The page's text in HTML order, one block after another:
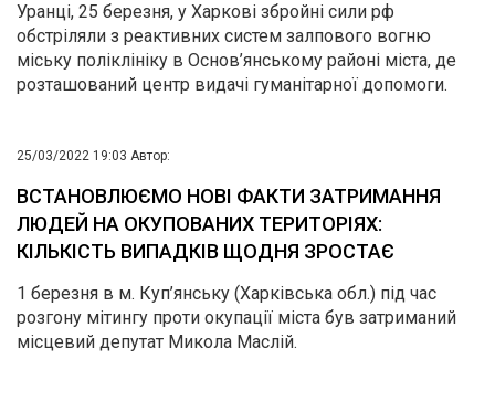
Уранці, 25 березня, у Харкові збройні сили рф
обстріляли з реактивних систем залпового вогню
міську поліклініку в Основ’янському районі міста, де
розташований центр видачі гуманітарної допомоги.
25/03/2022 19:03 Автор:
ВСТАНОВЛЮЄМО НОВІ ФАКТИ ЗАТРИМАННЯ
ЛЮДЕЙ НА ОКУПОВАНИХ ТЕРИТОРІЯХ:
КІЛЬКІСТЬ ВИПАДКІВ ЩОДНЯ ЗРОСТАЄ
1 березня в м. Куп’янську (Харківська обл.) під час
розгону мітингу проти окупації міста був затриманий
місцевий депутат Микола Маслій.